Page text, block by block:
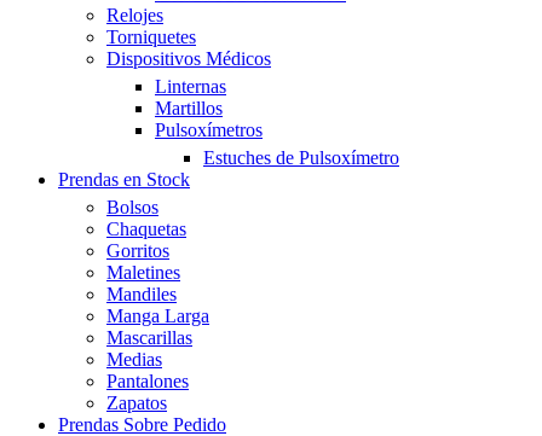
Relojes
Torniquetes
Dispositivos Médicos
Linternas
Martillos
Pulsoxímetros
Estuches de Pulsoxímetro
Prendas en Stock
Bolsos
Chaquetas
Gorritos
Maletines
Mandiles
Manga Larga
Mascarillas
Medias
Pantalones
Zapatos
Prendas Sobre Pedido